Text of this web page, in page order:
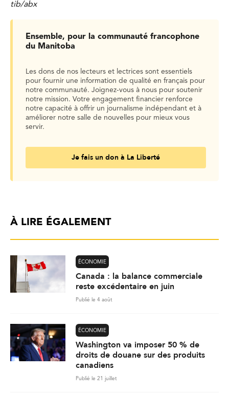
tib/abx
Ensemble, pour la communauté francophone
du Manitoba
Les dons de nos lecteurs et lectrices sont essentiels
pour fournir une information de qualité en français pour
notre communauté. Joignez-vous à nous pour soutenir
notre mission. Votre engagement financier renforce
notre capacité à offrir un journalisme indépendant et à
améliorer notre salle de nouvelles pour mieux vous
servir.
Je fais un don à La Liberté
À LIRE ÉGALEMENT
ÉCONOMIE
Canada : la balance commerciale
reste excédentaire en juin
Publié le 4 août
ÉCONOMIE
Washington va imposer 50 % de
droits de douane sur des produits
canadiens
Publié le 21 juillet